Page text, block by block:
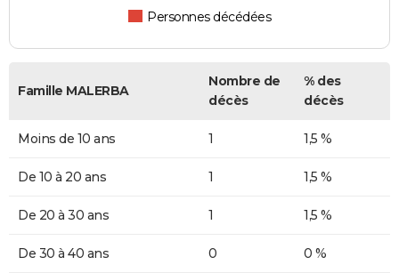
Personnes décédées
Famille MALERBA
Nombre de
décès
% des
décès
Moins de 10 ans 1 1,5 %
De 10 à 20 ans 1 1,5 %
De 20 à 30 ans 1 1,5 %
De 30 à 40 ans 0 0 %